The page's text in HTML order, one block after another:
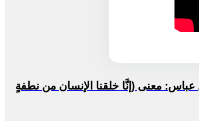
عباس: معنى (إنَّا خلقنا الإنسان من نطفةٍ